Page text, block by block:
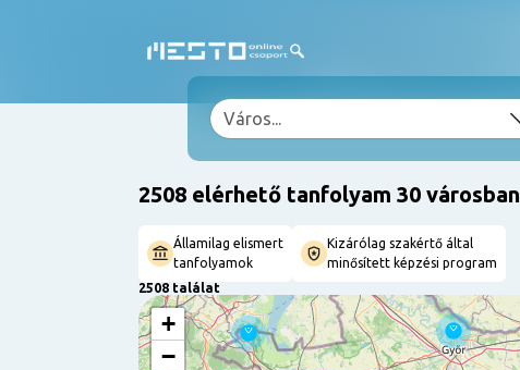
2508 elérhető tanfolyam 30 városban
Államilag elismert
tanfolyamok
Kizárólag szakértő által
minősített képzési program
2508 találat
+
−